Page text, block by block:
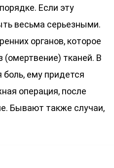
Если эту
весьма серьезными.
органов, которое
тканей. В
боль, ему придется
операция, после
Бывают также случаи,